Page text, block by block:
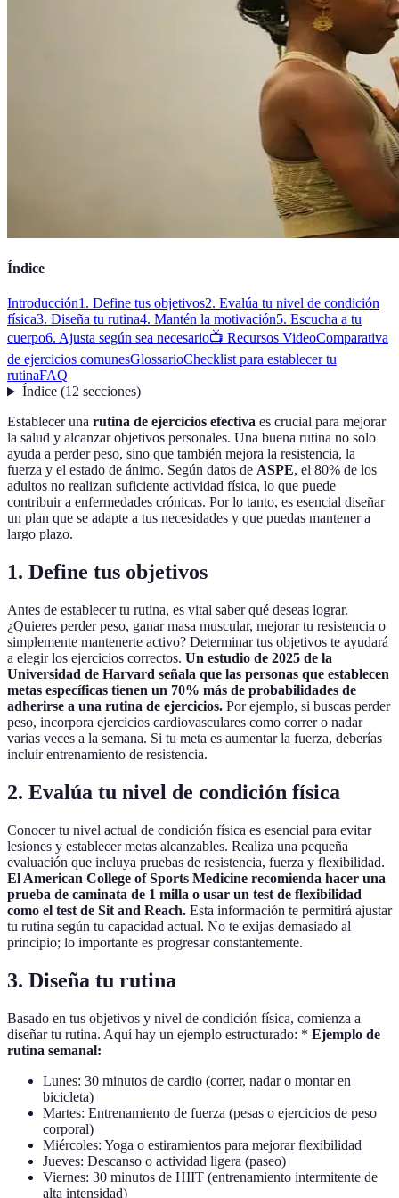
Índice
Introducción1. Define tus objetivos2. Evalúa tu nivel de condición
física3. Diseña tu rutina4. Mantén la motivación5. Escucha a tu
cuerpo6. Ajusta según sea necesario📺 Recursos VideoComparativa
de ejercicios comunesGlossarioChecklist para establecer tu
rutinaFAQ
Índice(12 secciones)
Establecer una rutina de ejercicios efectiva es crucial para mejorar
la salud y alcanzar objetivos personales. Una buena rutina no solo
ayuda a perder peso, sino que también mejora la resistencia, la
fuerza y el estado de ánimo. Según datos de ASPE, el 80% de los
adultos no realizan suficiente actividad física, lo que puede
contribuir a enfermedades crónicas. Por lo tanto, es esencial diseñar
un plan que se adapte a tus necesidades y que puedas mantener a
largo plazo.
1. Define tus objetivos
Antes de establecer tu rutina, es vital saber qué deseas lograr.
¿Quieres perder peso, ganar masa muscular, mejorar tu resistencia o
simplemente mantenerte activo? Determinar tus objetivos te ayudará
a elegir los ejercicios correctos. Un estudio de 2025 de la
Universidad de Harvard señala que las personas que establecen
metas específicas tienen un 70% más de probabilidades de
adherirse a una rutina de ejercicios. Por ejemplo, si buscas perder
peso, incorpora ejercicios cardiovasculares como correr o nadar
varias veces a la semana. Si tu meta es aumentar la fuerza, deberías
incluir entrenamiento de resistencia.
2. Evalúa tu nivel de condición física
Conocer tu nivel actual de condición física es esencial para evitar
lesiones y establecer metas alcanzables. Realiza una pequeña
evaluación que incluya pruebas de resistencia, fuerza y flexibilidad.
El American College of Sports Medicine recomienda hacer una
prueba de caminata de 1 milla o usar un test de flexibilidad
como el test de Sit and Reach. Esta información te permitirá ajustar
tu rutina según tu capacidad actual. No te exijas demasiado al
principio; lo importante es progresar constantemente.
3. Diseña tu rutina
Basado en tus objetivos y nivel de condición física, comienza a
diseñar tu rutina. Aquí hay un ejemplo estructurado: * Ejemplo de
rutina semanal:
Lunes: 30 minutos de cardio (correr, nadar o montar en
bicicleta)
Martes: Entrenamiento de fuerza (pesas o ejercicios de peso
corporal)
Miércoles: Yoga o estiramientos para mejorar flexibilidad
Jueves: Descanso o actividad ligera (paseo)
Viernes: 30 minutos de HIIT (entrenamiento intermitente de
alta intensidad)